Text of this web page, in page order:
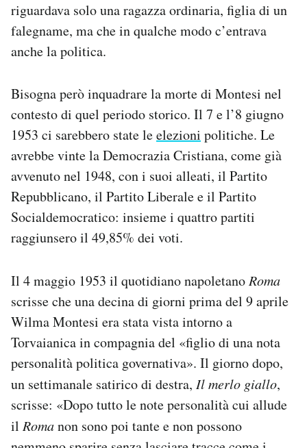
riguardava solo una ragazza ordinaria, figlia di un
falegname, ma che in qualche modo c’entrava
anche la politica.
Bisogna però inquadrare la morte di Montesi nel
contesto di quel periodo storico. Il 7 e l’8 giugno
1953 ci sarebbero state leelezioni politiche. Le
avrebbe vinte la Democrazia Cristiana, come già
avvenuto nel 1948, con i suoi alleati, il Partito
Repubblicano, il Partito Liberale e il Partito
Socialdemocratico: insieme i quattro partiti
raggiunsero il 49,85% dei voti.
Il 4 maggio 1953 il quotidiano napoletanoRoma
scrisse che una decina di giorni prima del 9 aprile
Wilma Montesi era stata vista intorno a
Torvaianica in compagnia del «figlio di una nota
personalità politica governativa». Il giorno dopo,
un settimanale satirico di destra, Il merlo giallo,
scrisse: «Dopo tutto le note personalità cui allude
il Romanon sono poi tante e non possono